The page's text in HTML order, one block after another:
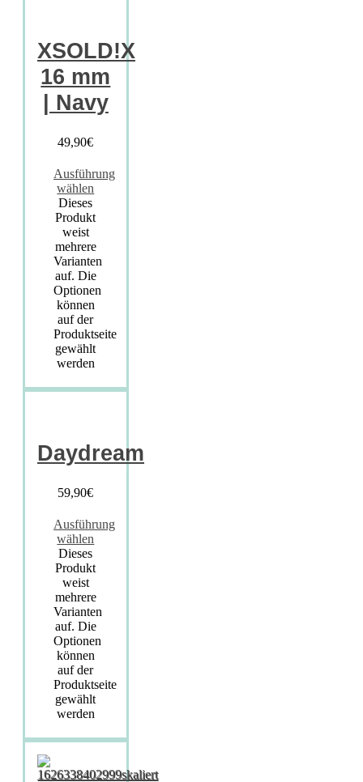
XSOLD!X
16 mm
| Navy
49,90€
Ausführung
wählen
Dieses
Produkt
weist
mehrere
Varianten
auf. Die
Optionen
können
auf der
Produktseite
gewählt
werden
Daydream
59,90€
Ausführung
wählen
Dieses
Produkt
weist
mehrere
Varianten
auf. Die
Optionen
können
auf der
Produktseite
gewählt
werden